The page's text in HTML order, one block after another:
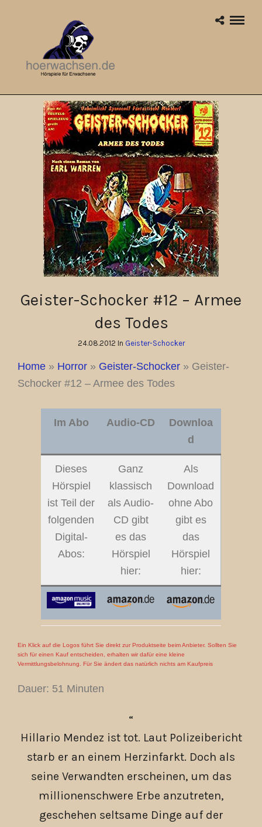
Geister-Schocker #12 – Armee
des Todes
24.08.2012 In Geister-Schocker
Home » Horror » Geister-Schocker » Geister-
Schocker #12 – Armee des Todes
Im Abo Audio-CD
Downloa
d
Dieses
Hörspiel
ist Teil der
folgenden
Digital-
Abos:
Ganz
klassisch
als Audio-
CD gibt
es das
Hörspiel
hier:
Als
Download
ohne Abo
gibt es
das
Hörspiel
hier:
Ein Klick auf die Logos führt Sie direkt zur Produktseite beim Anbieter. Sollten Sie
sich für einen Kauf entscheiden, erhalten wir dafür eine kleine
Vermittlungsbelohnung. Für Sie ändert das natürlich nichts am Kaufpreis
Dauer: 51 Minuten
Hillario Mendez ist tot. Laut Polizeibericht
starb er an einem Herzinfarkt. Doch als
seine Verwandten erscheinen, um das
millionenschwere Erbe anzutreten,
geschehen seltsame Dinge auf der